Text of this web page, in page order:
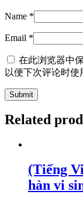
Name *
Email *
在此浏览器中
以便下次评论时使
Related
(Tiếng
hàn vi